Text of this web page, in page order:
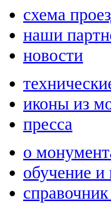
схема
наши
новости
иконы из
пресса
о
обучение и